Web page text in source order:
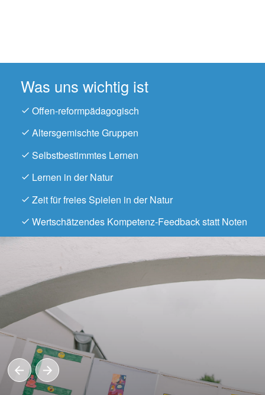
Was uns wichtig ist
Offen-reformpädagogisch
Altersgemischte Gruppen
Selbstbestimmtes Lernen
Lernen in der Natur
Zeit für freies Spielen in der Natur
Wertschätzendes Kompetenz-Feedback statt Noten